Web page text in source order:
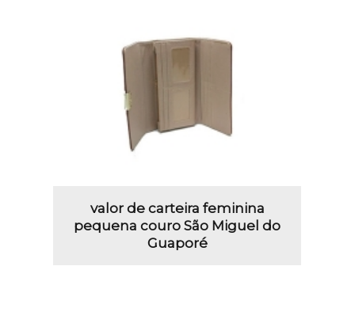
valor de carteira feminina
pequena couro São Miguel do
Guaporé